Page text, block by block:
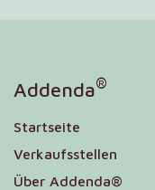
Addenda®
Startseite
Verkaufsstellen
Über Addenda®